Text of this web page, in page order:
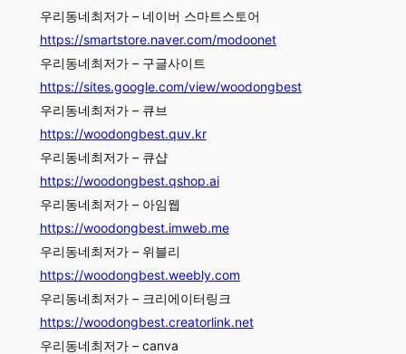
우리동네최저가 – 네이버 스마트스토어
https://smartstore.naver.com/modoonet
우리동네최저가 – 구글사이트
https://sites.google.com/view/woodongbest
우리동네최저가 – 큐브
https://woodongbest.quv.kr
우리동네최저가 – 큐샵
https://woodongbest.qshop.ai
우리동네최저가 – 아임웹
https://woodongbest.imweb.me
우리동네최저가 – 위블리
https://woodongbest.weebly.com
우리동네최저가 – 크리에이터링크
https://woodongbest.creatorlink.net
우리동네최저가 – canva